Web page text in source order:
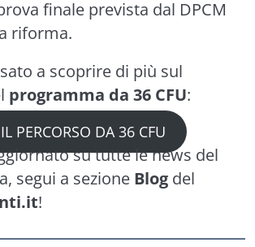
finale prevista dal DPCM
riforma.
a scoprire di più sul
programma da 36 CFU:
PERCORSO DA 36 CFU
su tutte le news del
segui a sezione Blog del
!